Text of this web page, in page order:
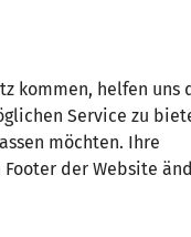
kommen, helfen uns
Service zu
möchten. Ihre
der Website
über Nikola
Niederländer
2025 in Brüssel
souveräne
Pianisten
der junge